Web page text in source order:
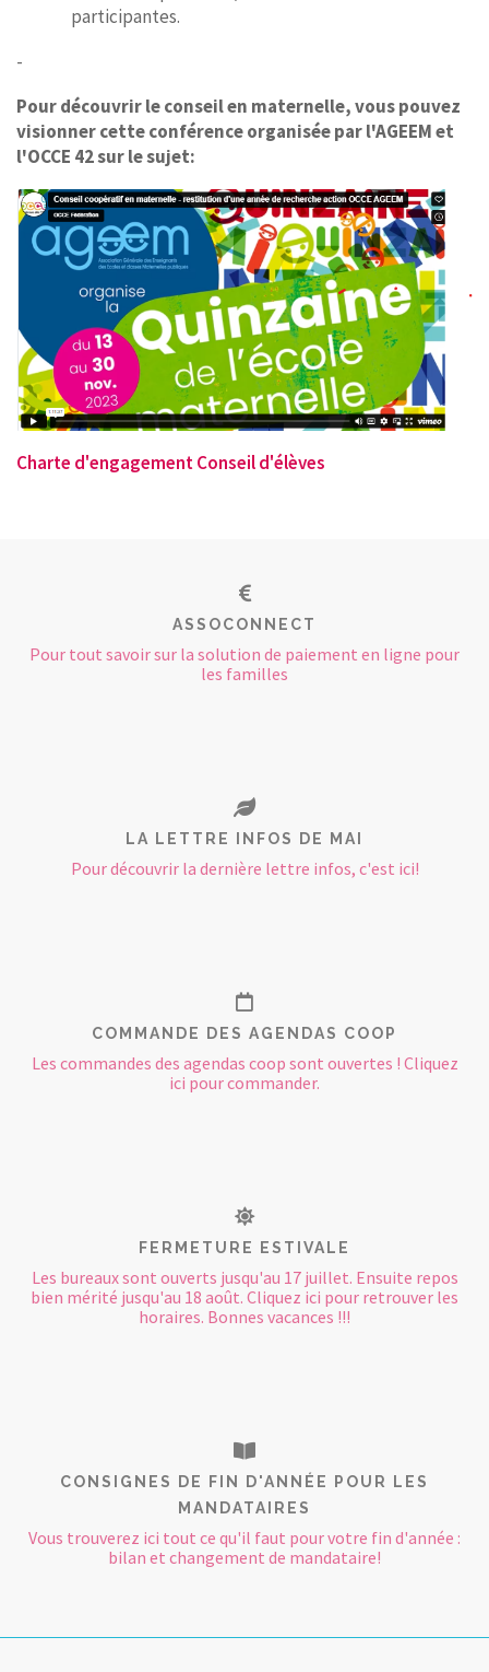
participantes.
-
Pour découvrir le conseil en maternelle, vous pouvez
visionner cette conférence organisée par l'AGEEM et
l'OCCE 42 sur le sujet:
Charte d'engagement Conseil d'élèves
ASSOCONNECT
Pour tout savoir sur la solution de paiement en ligne pour
les familles
LA LETTRE INFOS DE MAI
Pour découvrir la dernière lettre infos, c'est ici!
COMMANDE DES AGENDAS COOP
Les commandes des agendas coop sont ouvertes ! Cliquez
ici pour commander.
FERMETURE ESTIVALE
Les bureaux sont ouverts jusqu'au 17 juillet. Ensuite repos
bien mérité jusqu'au 18 août. Cliquez ici pour retrouver les
horaires. Bonnes vacances !!!
CONSIGNES DE FIN D'ANNÉE POUR LES
MANDATAIRES
Vous trouverez ici tout ce qu'il faut pour votre fin d'année :
bilan et changement de mandataire!